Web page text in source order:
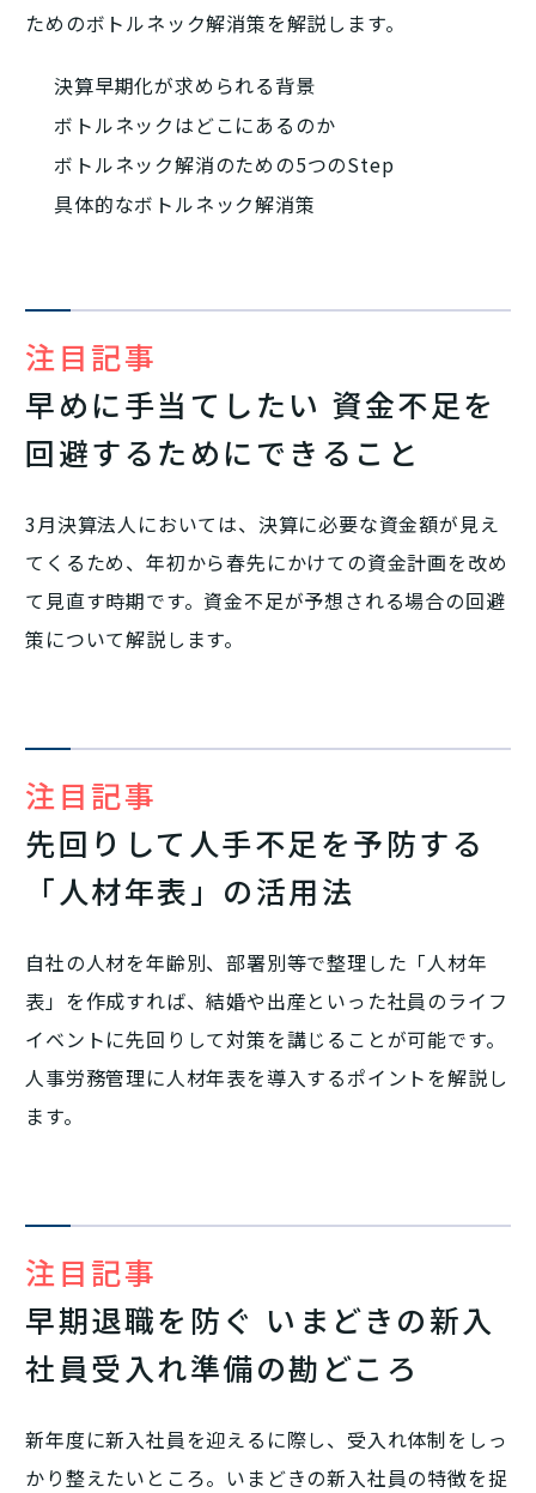
ためのボトルネック解消策を解説します。
決算早期化が求められる背景
ボトルネックはどこにあるのか
ボトルネック解消のための5つのStep
具体的なボトルネック解消策
注目記事
早めに手当てしたい 資金不足を
回避するためにできること
3月決算法人においては、決算に必要な資金額が見え
てくるため、年初から春先にかけての資金計画を改め
て見直す時期です。資金不足が予想される場合の回避
策について解説します。
注目記事
先回りして人手不足を予防する
「人材年表」の活用法
自社の人材を年齢別、部署別等で整理した「人材年
表」を作成すれば、結婚や出産といった社員のライフ
イベントに先回りして対策を講じることが可能です。
人事労務管理に人材年表を導入するポイントを解説し
ます。
注目記事
早期退職を防ぐ いまどきの新入
社員受入れ準備の勘どころ
新年度に新入社員を迎えるに際し、受入れ体制をしっ
かり整えたいところ。いまどきの新入社員の特徴を捉